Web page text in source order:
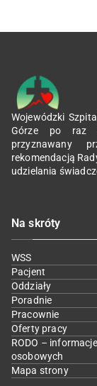
Wojewódzki
Górze po raz
przyznawany
rekomendacją
udzielania
Na skróty
WSS
Pacjent
Oddziały
Poradnie
Pracownie
Oferty pracy
RODO –
osobowych
Mapa strony